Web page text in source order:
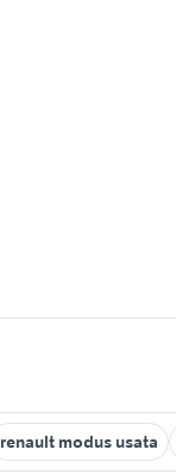
renault modus usata